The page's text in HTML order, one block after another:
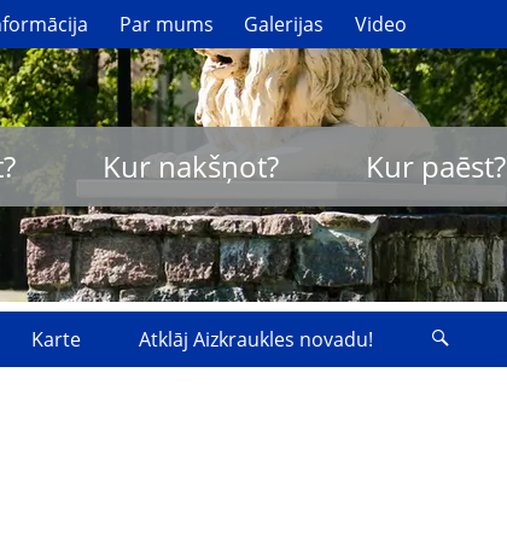
Par mums Galerijas Video
Kur nakšņot? Kur paēst?
Karte Atklāj Aizkraukles novadu!